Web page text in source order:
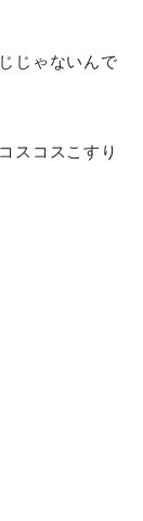
じゃないんで
スコスこすり